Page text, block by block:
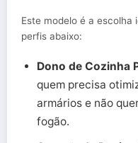
Este modelo é a
perfis abaixo:
Dono de Cozinha
quem precisa
armários e não
fogão.